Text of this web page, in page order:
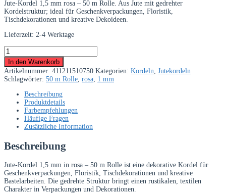
Jute-Kordel 1,5 mm rosa – 50 m Rolle. Aus Jute mit gedrehter
Kordelstruktur; ideal für Geschenkverpackungen, Floristik,
Tischdekorationen und kreative Dekoideen.
Lieferzeit: 2-4 Werktage
Jute-
Kordel
1,5
mm
rosa
Rolle
Menge
In den Warenkorb
Artikelnummer: 411211510750 Kategorien: Kordeln, Jutekordeln
Schlagwörter: 50 m Rolle, rosa, 1 mm
Beschreibung
Produktdetails
Farbempfehlungen
Häufige Fragen
Zusätzliche Information
Beschreibung
Jute-Kordel 1,5 mm in rosa – 50 m Rolle ist eine dekorative Kordel für
Geschenkverpackungen, Floristik, Tischdekorationen und kreative
Bastelarbeiten. Die gedrehte Struktur bringt einen rustikalen, textilen
Charakter in Verpackungen und Dekorationen.